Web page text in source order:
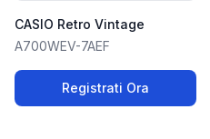
CASIO Retro Vintage
A700WEV-7AEF
Registrati Ora